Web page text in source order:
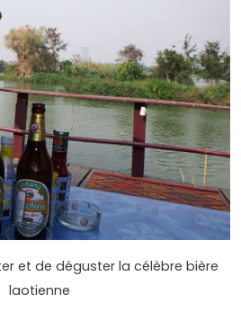
et de déguster la célèbre bière
laotienne